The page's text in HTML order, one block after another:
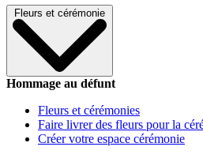
Fleurs et cérémonie
Hommage au défunt
Fleurs et cérémonies
Faire livrer des fleurs pour la
Créer votre espace cérémonie